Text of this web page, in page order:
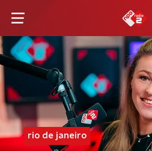
rio de janeiro